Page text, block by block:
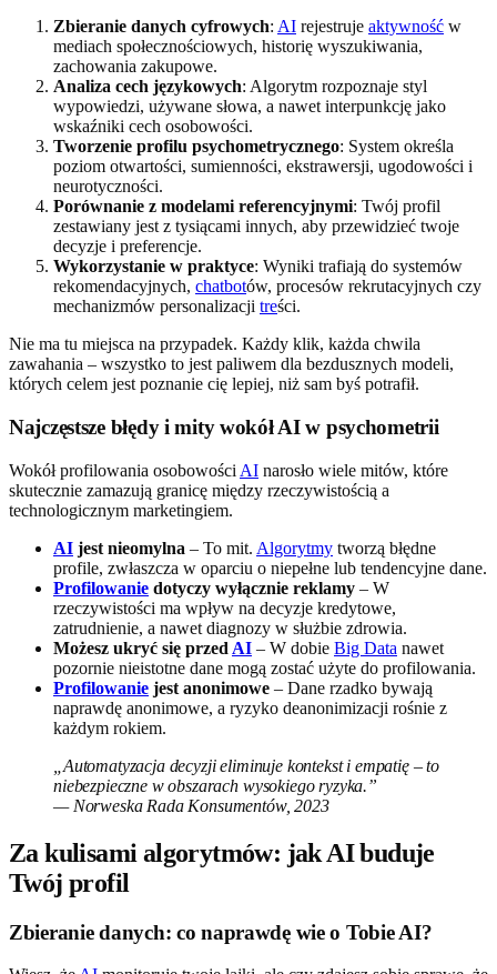
Zbieranie danych cyfrowych: AI rejestruje aktywność w
mediach społecznościowych, historię wyszukiwania,
zachowania zakupowe.
Analiza cech językowych: Algorytm rozpoznaje styl
wypowiedzi, używane słowa, a nawet interpunkcję jako
wskaźniki cech osobowości.
Tworzenie profilu psychometrycznego: System określa
poziom otwartości, sumienności, ekstrawersji, ugodowości i
neurotyczności.
Porównanie z modelami referencyjnymi: Twój profil
zestawiany jest z tysiącami innych, aby przewidzieć twoje
decyzje i preferencje.
Wykorzystanie w praktyce: Wyniki trafiają do systemów
rekomendacyjnych, chatbotów, procesów rekrutacyjnych czy
mechanizmów personalizacji treści.
Nie ma tu miejsca na przypadek. Każdy klik, każda chwila
zawahania – wszystko to jest paliwem dla bezdusznych modeli,
których celem jest poznanie cię lepiej, niż sam byś potrafił.
Najczęstsze błędy i mity wokół AI w psychometrii
Wokół profilowania osobowości AI narosło wiele mitów, które
skutecznie zamazują granicę między rzeczywistością a
technologicznym marketingiem.
AI jest nieomylna – To mit. Algorytmy tworzą błędne
profile, zwłaszcza w oparciu o niepełne lub tendencyjne dane.
Profilowanie dotyczy wyłącznie reklamy – W
rzeczywistości ma wpływ na decyzje kredytowe,
zatrudnienie, a nawet diagnozy w służbie zdrowia.
Możesz ukryć się przed AI – W dobie Big Data nawet
pozornie nieistotne dane mogą zostać użyte do profilowania.
Profilowanie jest anonimowe – Dane rzadko bywają
naprawdę anonimowe, a ryzyko deanonimizacji rośnie z
każdym rokiem.
„Automatyzacja decyzji eliminuje kontekst i empatię – to
niebezpieczne w obszarach wysokiego ryzyka.”
— Norweska Rada Konsumentów, 2023
Za kulisami algorytmów: jak AI buduje
Twój profil
Zbieranie danych: co naprawdę wie o Tobie AI?